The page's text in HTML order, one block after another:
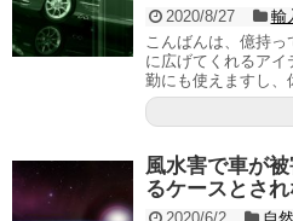
2020/8/27 輸
こんばんは、億持
に広げてくれるア
勤にも使えますし、
風水害で車が
るケースとさ